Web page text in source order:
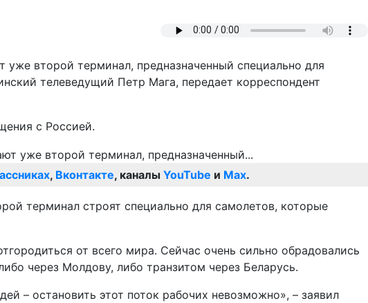
второй терминал, предназначенный специально для
телеведущий Петр Мага, передает корреспондент
с Россией.
, Вконтакте, каналы YouTube и Max.
терминал строят специально для самолетов, которые
от всего мира. Сейчас очень сильно обрадовались
через Молдову, либо транзитом через Беларусь.
– остановить этот поток рабочих невозможно», – заявил